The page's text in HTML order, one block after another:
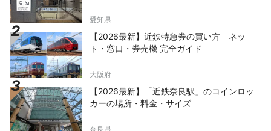
愛知県
【2026最新】近鉄特急券の買い方 ネッ
ト・窓口・券売機 完全ガイド
大阪府
【2026最新】「近鉄奈良駅」のコインロッ
カーの場所・料金・サイズ
奈良県